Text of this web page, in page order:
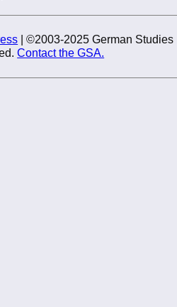
| ©2003-2025 German Studies
Contact the GSA.